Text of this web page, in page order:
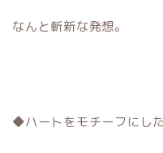
なんと斬新な発想。
◆ハートをモチーフにし